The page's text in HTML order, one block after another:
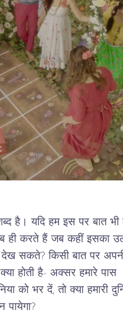
है। यदि हम इस पर बात
करते हैं जब कहीं इसका
सकते? किसी बात पर
होती है- अक्सर हमारे पास
को भर दें, तो क्या
पायेगा?